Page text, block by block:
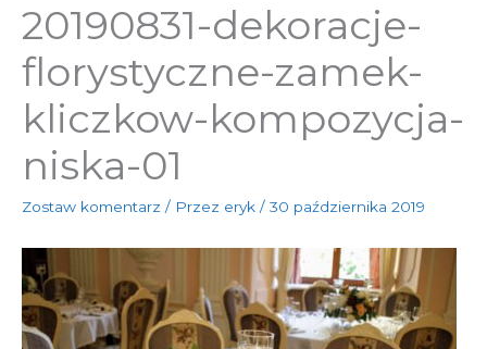
20190831-dekoracje-
florystyczne-zamek-
kliczkow-kompozycja-
niska-01
Zostaw komentarz / Przez eryk / 30 października 2019